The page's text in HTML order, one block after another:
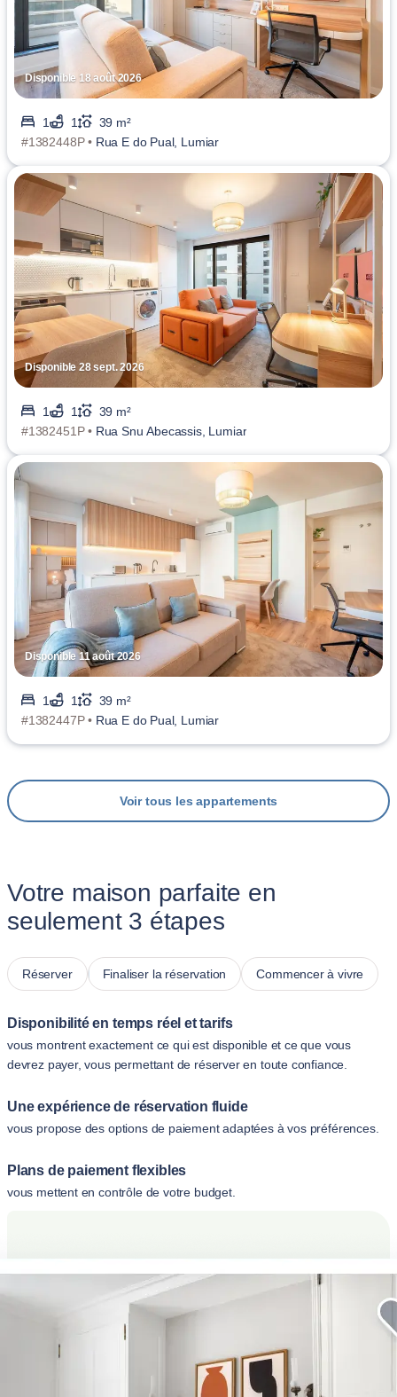
Disponible 18 août 2026
1 1
39 m²
#1382448P • Rua E do Pual, Lumiar
Disponible 28 sept. 2026
1 1
39 m²
#1382451P • Rua Snu Abecassis, Lumiar
Disponible 11 août 2026
1 1
39 m²
#1382447P • Rua E do Pual, Lumiar
Voir tous les appartements
Votre maison parfaite en
seulement 3 étapes
Réserver Finaliser la réservation Commencer à vivre
Disponibilité en temps réel et tarifs
vous montrent exactement ce qui est disponible et ce que vous
devrez payer, vous permettant de réserver en toute confiance.
Une expérience de réservation fluide
vous propose des options de paiement adaptées à vos préférences.
Plans de paiement flexibles
vous mettent en contrôle de votre budget.